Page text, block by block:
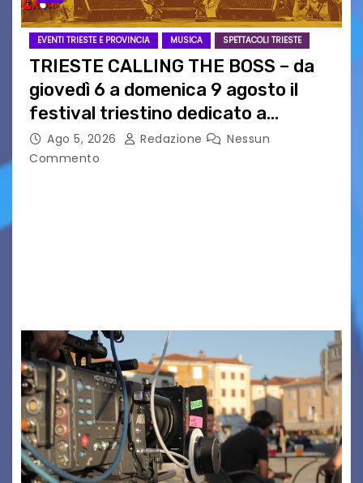
EVENTI TRIESTE E PROVINCIA MUSICA SPETTACOLI TRIESTE
TRIESTE CALLING THE BOSS – da
giovedì 6 a domenica 9 agosto il
festival triestino dedicato a
Springsteen
Ago 5, 2026 Redazione
Nessun
Commento